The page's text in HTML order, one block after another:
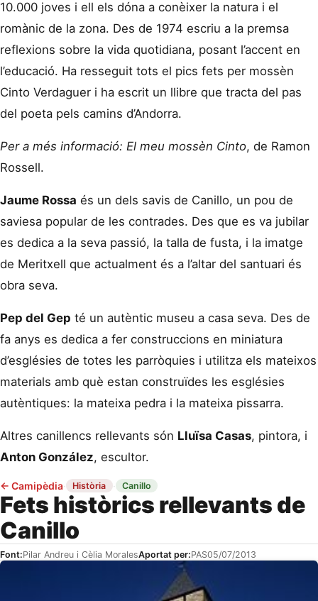
10.000 joves i ell els dóna a conèixer la natura i el
romànic de la zona. Des de 1974 escriu a la premsa
reflexions sobre la vida quotidiana, posant l’accent en
l’educació. Ha resseguit tots el pics fets per mossèn
Cinto Verdaguer i ha escrit un llibre que tracta del pas
del poeta pels camins d’Andorra.
Per a més informació: El meu mossèn Cinto, de Ramon
Rossell.
Jaume Rossa és un dels savis de Canillo, un pou de
saviesa popular de les contrades. Des que es va jubilar
es dedica a la seva passió, la talla de fusta, i la imatge
de Meritxell que actualment és a l’altar del santuari és
obra seva.
Pep del Gep té un autèntic museu a casa seva. Des de
fa anys es dedica a fer construccions en miniatura
d’esglésies de totes les parròquies i utilitza els mateixos
materials amb què estan construïdes les esglésies
autèntiques: la mateixa pedra i la mateixa pissarra.
Altres canillencs rellevants són Lluïsa Casas, pintora, i
Anton González, escultor.
← Camipèdia· Història · Canillo
Fets històrics rellevants de
Canillo
Font:Pilar Andreu i Cèlia MoralesAportat per:PAS05/07/2013